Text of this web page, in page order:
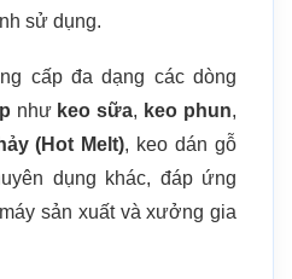
sử dụng.
cấp đa dạng các dòng
như keo sữa, keo phun,
(Hot Melt), keo dán gỗ
dụng khác, đáp ứng
sản xuất và xưởng gia